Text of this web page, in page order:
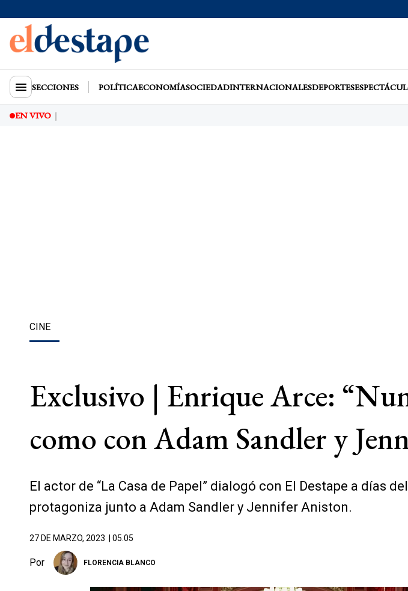
SECCIONES POLÍTICAECONOMÍASOCIEDADINTERNACIONALESDEPORTES
EN VIVO
CINE
Exclusivo | Enrique Arce:
como con Adam Sandler y
El actor de “La Casa de Papel” dialogó con El Destape a días
protagoniza junto a Adam Sandler y Jennifer Aniston.
27 DE MARZO, 2023 | 05.05
Por FLORENCIA BLANCO